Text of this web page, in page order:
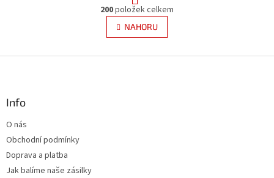
O
v
l
á
r
á
n
k
v
200položek celkem
NAHORU
Info
O nás
Obchodní podmínky
Doprava a platba
Jak balíme naše zásilky